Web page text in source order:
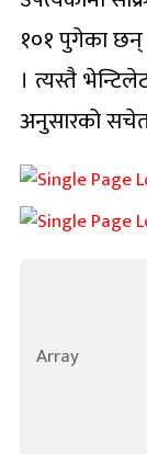
१०१ पुगेका
। त्यस्तै
अनुसारको
Array